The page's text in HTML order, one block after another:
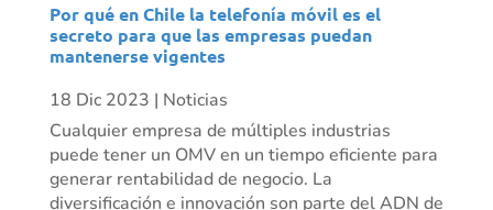
Por qué en Chile la telefonía móvil es el
secreto para que las empresas puedan
mantenerse vigentes
18 Dic 2023 | Noticias
Cualquier empresa de múltiples industrias
puede tener un OMV en un tiempo eficiente para
generar rentabilidad de negocio. La
diversificación e innovación son parte del ADN de